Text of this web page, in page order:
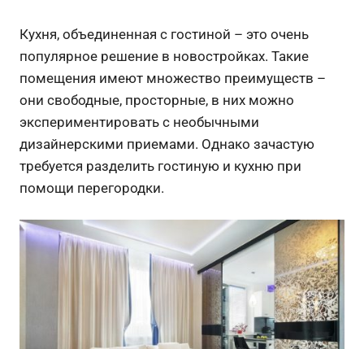
Кухня, объединенная с гостиной – это очень
популярное решение в новостройках. Такие
помещения имеют множество преимуществ –
они свободные, просторные, в них можно
экспериментировать с необычными
дизайнерскими приемами. Однако зачастую
требуется разделить гостиную и кухню при
помощи перегородки.